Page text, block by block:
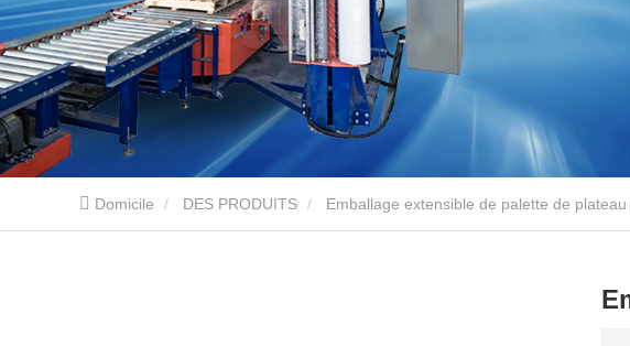
Domicile DES PRODUITS Emballage extensible de palette de